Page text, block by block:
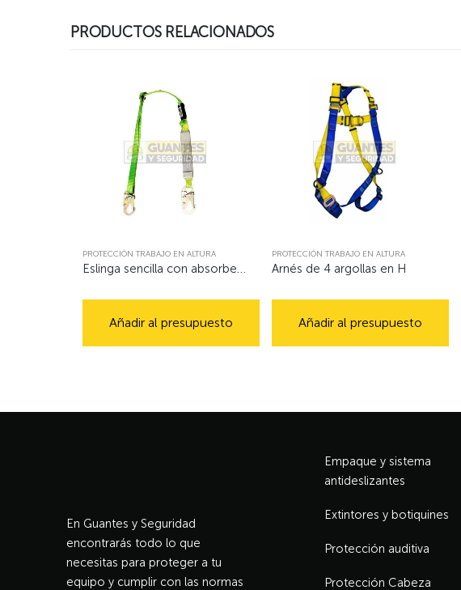
PRODUCTOS RELACIONADOS
PROTECCIÓN TRABAJO EN ALTURA
Eslinga sencilla con absorbedor regulable ref 167184 1,80M
Añadir al presupuesto
PROTECCIÓN TRABAJO EN ALTURA
Arnés de 4 argollas en H
Añadir al presupuesto
En Guantes y Seguridad
encontrarás todo lo que
necesitas para proteger a tu
equipo y cumplir con las normas
Empaque y sistema
antideslizantes
Extintores y botiquines
Protección auditiva
Protección Cabeza